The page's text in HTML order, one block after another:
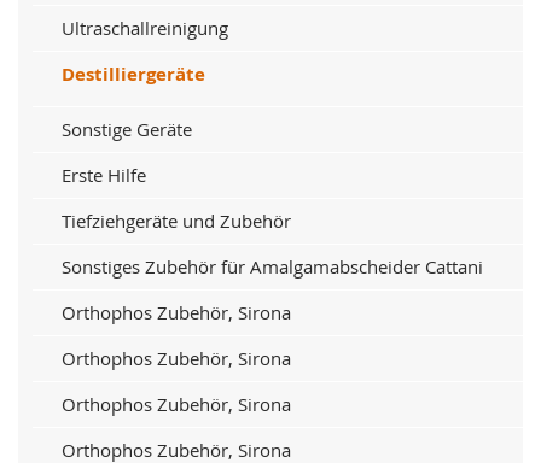
Ultraschallreinigung
Destilliergeräte
Sonstige Geräte
Erste Hilfe
Tiefziehgeräte und Zubehör
Sonstiges Zubehör für Amalgamabscheider Cattani
Orthophos Zubehör, Sirona
Orthophos Zubehör, Sirona
Orthophos Zubehör, Sirona
Orthophos Zubehör, Sirona